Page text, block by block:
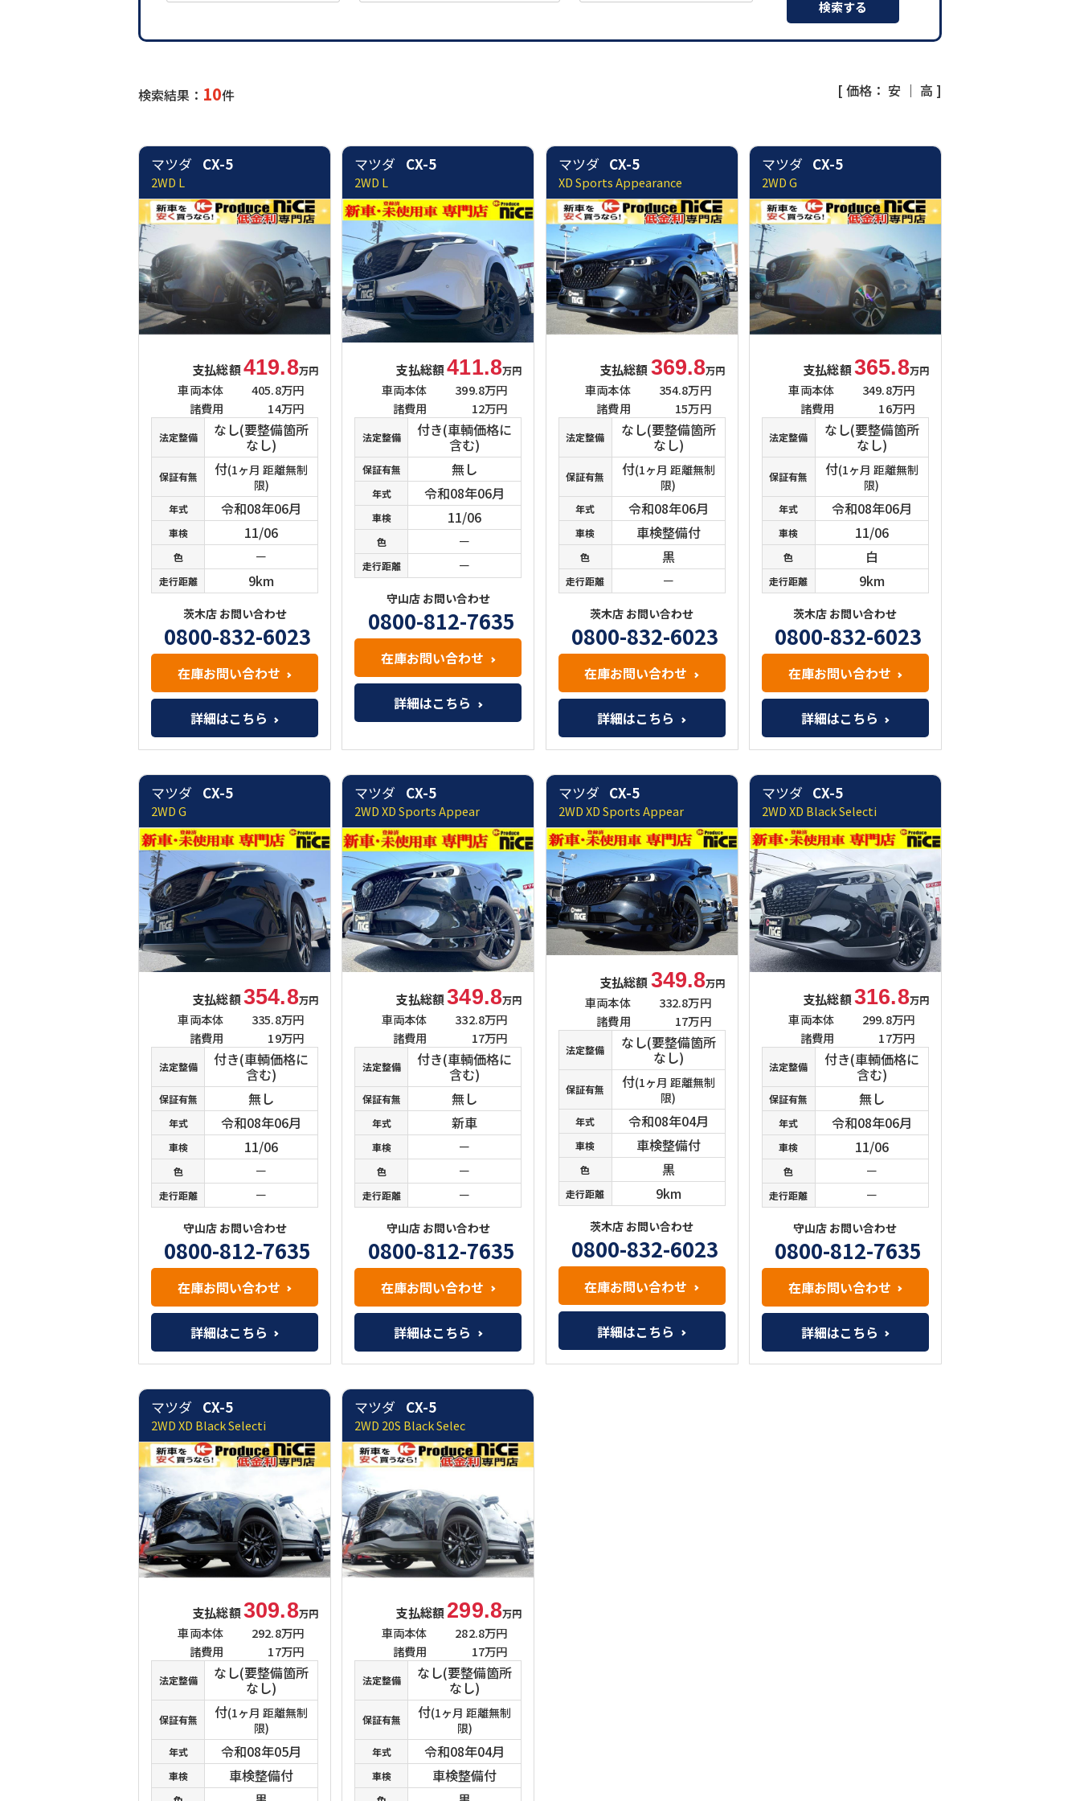
検索結果： 10件 [ 価格： 安 ｜ 高 ]
マツダ CX-5
2WD L
支払総額419.8万円
車両本体
405.8万円
諸費用
14万円
法定整備 なし(要整備箇所
なし)
保証有無 付(1ヶ月 距離無制
限)
年式 令和08年06月
車検 11/06
色 －
走行距離 9km
茨木店 お問い合わせ
0800-832-6023
在庫お問い合わせ
詳細はこちら
マツダ CX-5
2WD L
支払総額411.8万円
車両本体
399.8万円
諸費用
12万円
法定整備 付き(車輌価格に
含む)
保証有無 無し
年式 令和08年06月
車検 11/06
色 －
走行距離 －
守山店 お問い合わせ
0800-812-7635
在庫お問い合わせ
詳細はこちら
マツダ CX-5
XD Sports Appearance
支払総額369.8万円
車両本体
354.8万円
諸費用
15万円
法定整備 なし(要整備箇所
なし)
保証有無 付(1ヶ月 距離無制
限)
年式 令和08年06月
車検 車検整備付
色 黒
走行距離 －
茨木店 お問い合わせ
0800-832-6023
在庫お問い合わせ
詳細はこちら
マツダ CX-5
2WD G
支払総額365.8万円
車両本体
349.8万円
諸費用
16万円
法定整備 なし(要整備箇所
なし)
保証有無 付(1ヶ月 距離無制
限)
年式 令和08年06月
車検 11/06
色 白
走行距離 9km
茨木店 お問い合わせ
0800-832-6023
在庫お問い合わせ
詳細はこちら
マツダ CX-5
2WD G
支払総額354.8万円
車両本体
335.8万円
諸費用
19万円
法定整備 付き(車輌価格に
含む)
保証有無 無し
年式 令和08年06月
車検 11/06
色 －
走行距離 －
守山店 お問い合わせ
0800-812-7635
在庫お問い合わせ
詳細はこちら
マツダ CX-5
2WD XD Sports Appear
支払総額349.8万円
車両本体
332.8万円
諸費用
17万円
法定整備 付き(車輌価格に
含む)
保証有無 無し
年式 新車
車検 －
色 －
走行距離 －
守山店 お問い合わせ
0800-812-7635
在庫お問い合わせ
詳細はこちら
マツダ CX-5
2WD XD Sports Appear
支払総額349.8万円
車両本体
332.8万円
諸費用
17万円
法定整備 なし(要整備箇所
なし)
保証有無 付(1ヶ月 距離無制
限)
年式 令和08年04月
車検 車検整備付
色 黒
走行距離 9km
茨木店 お問い合わせ
0800-832-6023
在庫お問い合わせ
詳細はこちら
マツダ CX-5
2WD XD Black Selecti
支払総額316.8万円
車両本体
299.8万円
諸費用
17万円
法定整備 付き(車輌価格に
含む)
保証有無 無し
年式 令和08年06月
車検 11/06
色 －
走行距離 －
守山店 お問い合わせ
0800-812-7635
在庫お問い合わせ
詳細はこちら
マツダ CX-5
2WD XD Black Selecti
支払総額309.8万円
車両本体
292.8万円
諸費用
17万円
法定整備 なし(要整備箇所
なし)
保証有無 付(1ヶ月 距離無制
限)
年式 令和08年05月
車検 車検整備付
マツダ CX-5
2WD 20S Black Selec
支払総額299.8万円
車両本体
282.8万円
諸費用
17万円
法定整備 なし(要整備箇所
なし)
保証有無 付(1ヶ月 距離無制
限)
年式 令和08年04月
車検 車検整備付